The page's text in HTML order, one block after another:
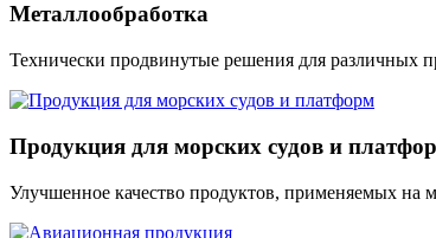
Металлообработка
Технически продвинутые решения для различных
Продукция для морских судов и
Улучшенное качество продуктов, применяемых на